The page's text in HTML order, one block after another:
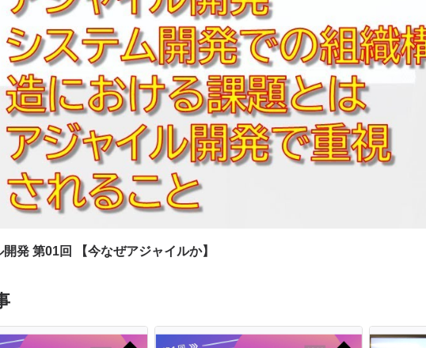
発 第01回 【今なぜアジャイルか】